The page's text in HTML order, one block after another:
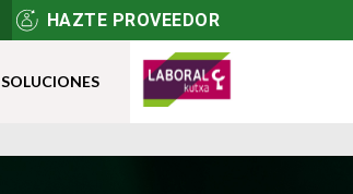
HAZTE PROVEEDOR
SOLUCIONES